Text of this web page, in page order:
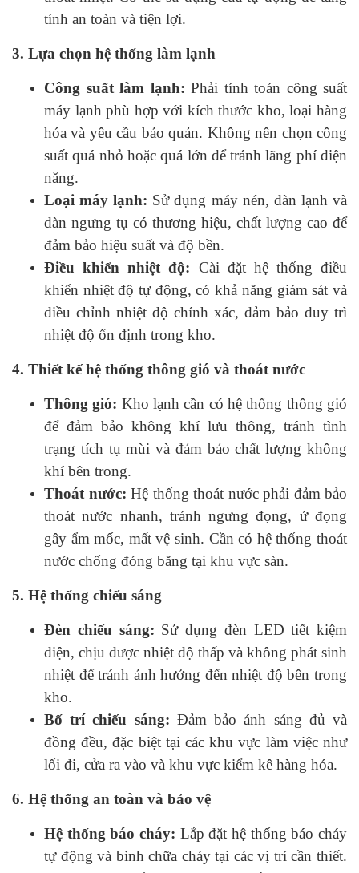
tính an toàn và tiện lợi.
3. Lựa chọn hệ thống làm lạnh
Công suất làm lạnh: Phải tính toán công suất
máy lạnh phù hợp với kích thước kho, loại hàng
hóa và yêu cầu bảo quản. Không nên chọn công
suất quá nhỏ hoặc quá lớn để tránh lãng phí điện
năng.
Loại máy lạnh: Sử dụng máy nén, dàn lạnh và
dàn ngưng tụ có thương hiệu, chất lượng cao để
đảm bảo hiệu suất và độ bền.
Điều khiển nhiệt độ: Cài đặt hệ thống điều
khiển nhiệt độ tự động, có khả năng giám sát và
điều chỉnh nhiệt độ chính xác, đảm bảo duy trì
nhiệt độ ổn định trong kho.
4. Thiết kế hệ thống thông gió và thoát nước
Thông gió: Kho lạnh cần có hệ thống thông gió
để đảm bảo không khí lưu thông, tránh tình
trạng tích tụ mùi và đảm bảo chất lượng không
khí bên trong.
Thoát nước: Hệ thống thoát nước phải đảm bảo
thoát nước nhanh, tránh ngưng đọng, ứ đọng
gây ẩm mốc, mất vệ sinh. Cần có hệ thống thoát
nước chống đóng băng tại khu vực sàn.
5. Hệ thống chiếu sáng
Đèn chiếu sáng: Sử dụng đèn LED tiết kiệm
điện, chịu được nhiệt độ thấp và không phát sinh
nhiệt để tránh ảnh hưởng đến nhiệt độ bên trong
kho.
Bố trí chiếu sáng: Đảm bảo ánh sáng đủ và
đồng đều, đặc biệt tại các khu vực làm việc như
lối đi, cửa ra vào và khu vực kiểm kê hàng hóa.
6. Hệ thống an toàn và bảo vệ
Hệ thống báo cháy: Lắp đặt hệ thống báo cháy
tự động và bình chữa cháy tại các vị trí cần thiết.